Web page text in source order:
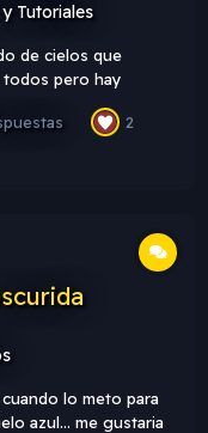
Tutoriales
de cielos que
todos pero hay
badlands bluert city1
Snow City Y
archivos .tga pero...
2
lo meto para
azul... me gustaria